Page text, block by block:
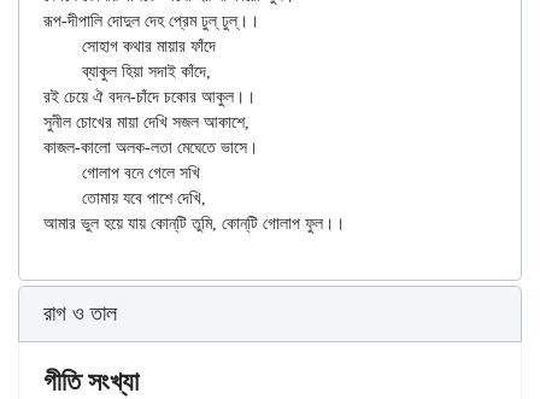
রূপ-দীপালি দোদুল দেহ প্রেম ঢুল্ ঢুল্।।
	ব্যাকুল হিয়া সদাই কাঁদে,
রই চেয়ে ঐ বদন-চাঁদে চকোর আকুল।।
সুনীল চোখের মায়া দেখি সজল আকাশে,
কাজল-কালো অলক-লতা মেঘেতে ভাসে।
রাগ ও তাল
গীতি সংখ্যা